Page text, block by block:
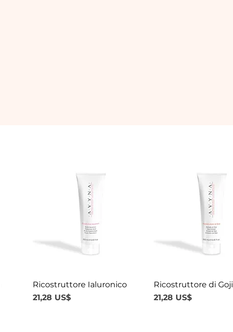
Vista rápida
Ricostruttore Ialuronico
Precio
21,28 US$
Vista rápida
Ricostruttore di Goji
Precio
21,28 US$